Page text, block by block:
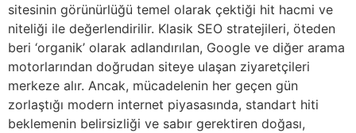
sitesinin görünürlüğü temel olarak çektiği hit hacmi ve
niteliği ile değerlendirilir. Klasik SEO stratejileri, öteden
beri ‘organik’ olarak adlandırılan, Google ve diğer arama
motorlarından doğrudan siteye ulaşan ziyaretçileri
merkeze alır. Ancak, mücadelenin her geçen gün
zorlaştığı modern internet piyasasında, standart hiti
beklemenin belirsizliği ve sabır gerektiren doğası,